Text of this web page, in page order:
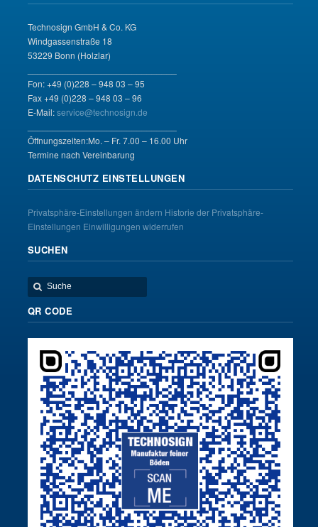
Technosign GmbH & Co. KG
Windgassenstraße 18
53229 Bonn (Holzlar)
Fon: +49 (0)228 – 948 03 – 95
Fax +49 (0)228 – 948 03 – 96
E-Mail:service@technosign.de
Öffnungszeiten:Mo. – Fr. 7.00 – 16.00 Uhr
Termine nach Vereinbarung
DATENSCHUTZ EINSTELLUNGEN
Privatsphäre-Einstellungen ändern Historie der Privatsphäre-
Einstellungen Einwilligungen widerrufen
SUCHEN
QR CODE